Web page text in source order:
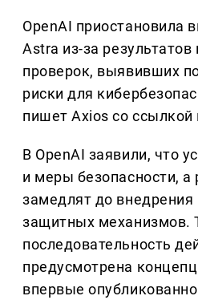
OpenAI приостановила
Astra из-за результатов
проверок, выявивших
риски для
пишет Axios со
В OpenAI заявили, что
и меры безопасности, а
замедлят до
защитных механизмов.
последовательность
предусмотрена
впервые